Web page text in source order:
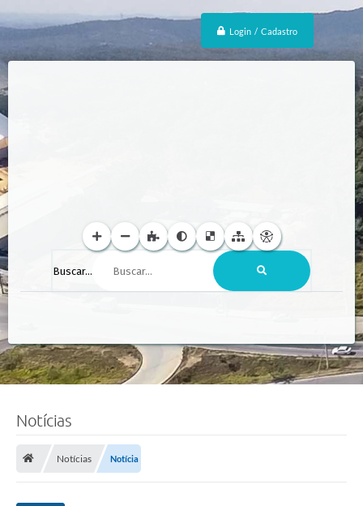
Login / Cadastro
Buscar...
Notícias
Notícias Notícia